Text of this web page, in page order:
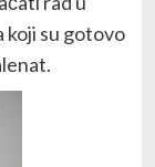
koji su gotovo